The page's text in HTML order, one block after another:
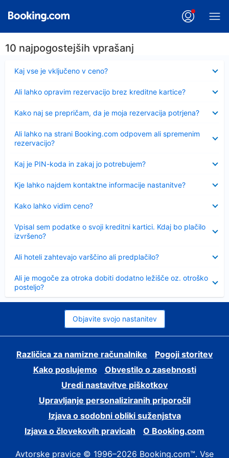
10 najpogostejših vprašanj
Kaj vse je vključeno v ceno?
Ali lahko opravim rezervacijo brez kreditne kartice?
Kako naj se prepričam, da je moja rezervacija potrjena?
Ali lahko na strani Booking.com odpovem ali spremenim
rezervacijo?
Kaj je PIN-koda in zakaj jo potrebujem?
Kje lahko najdem kontaktne informacije nastanitve?
Kako lahko vidim ceno?
Vpisal sem podatke o svoji kreditni kartici. Kdaj bo plačilo
izvršeno?
Ali hoteli zahtevajo varščino ali predplačilo?
Ali je mogoče za otroka dobiti dodatno ležišče oz. otroško
posteljo?
Objavite svojo nastanitev
Različica za namizne računalnike
Pogoji storitev
Kako poslujemo
Obvestilo o zasebnosti
Uredi nastavitve piškotkov
Upravljanje personaliziranih priporočil
Izjava o sodobni obliki suženjstva
Izjava o človekovih pravicah
O Booking.com
Avtorske pravice © 1996–2026 Booking.com™. Vse